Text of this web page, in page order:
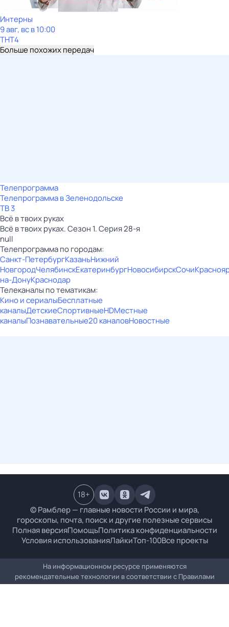
Интерны
9 авг, вс в 10:00
ТНТ4
Больше похожих передач
Телепрограмма
Телепрограмма в Зеленодольске
ТВ 3
Всё в твоих руках
Всё в твоих руках. Сезон 1. Серия 28-я
null
Телепрограмма по городам:
Санкт-ПетербургКазаньНижний
НовгородЧелябинскЕкатеринбургНовосибирскСочи
на-ДонуКраснодар
Телеканалы по тематикам:
Кино и сериалыБесплатные
каналыДетскиеСпортивныеHDМестные
каналыПознавательные20 каналовНовостные
© Рамблер — главные новости России и мира,
гороскопы, почта, поиск и другие полезные сервисы
Полная версияПомощьПолитика конфиденциальности
Условия использованияЛайкиТоп-100Все проекты
18+
На информационном ресурсе применяются
рекомендательные технологии в соответствии с Правилами